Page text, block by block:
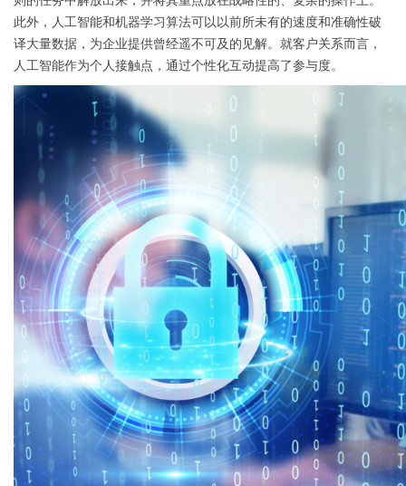
此外，人工智能和机器学习算法可以以前所未有的速度和准确性破
译大量数据，为企业提供曾经遥不可及的见解。就客户关系而言，
人工智能作为个人接触点，通过个性化互动提高了参与度。